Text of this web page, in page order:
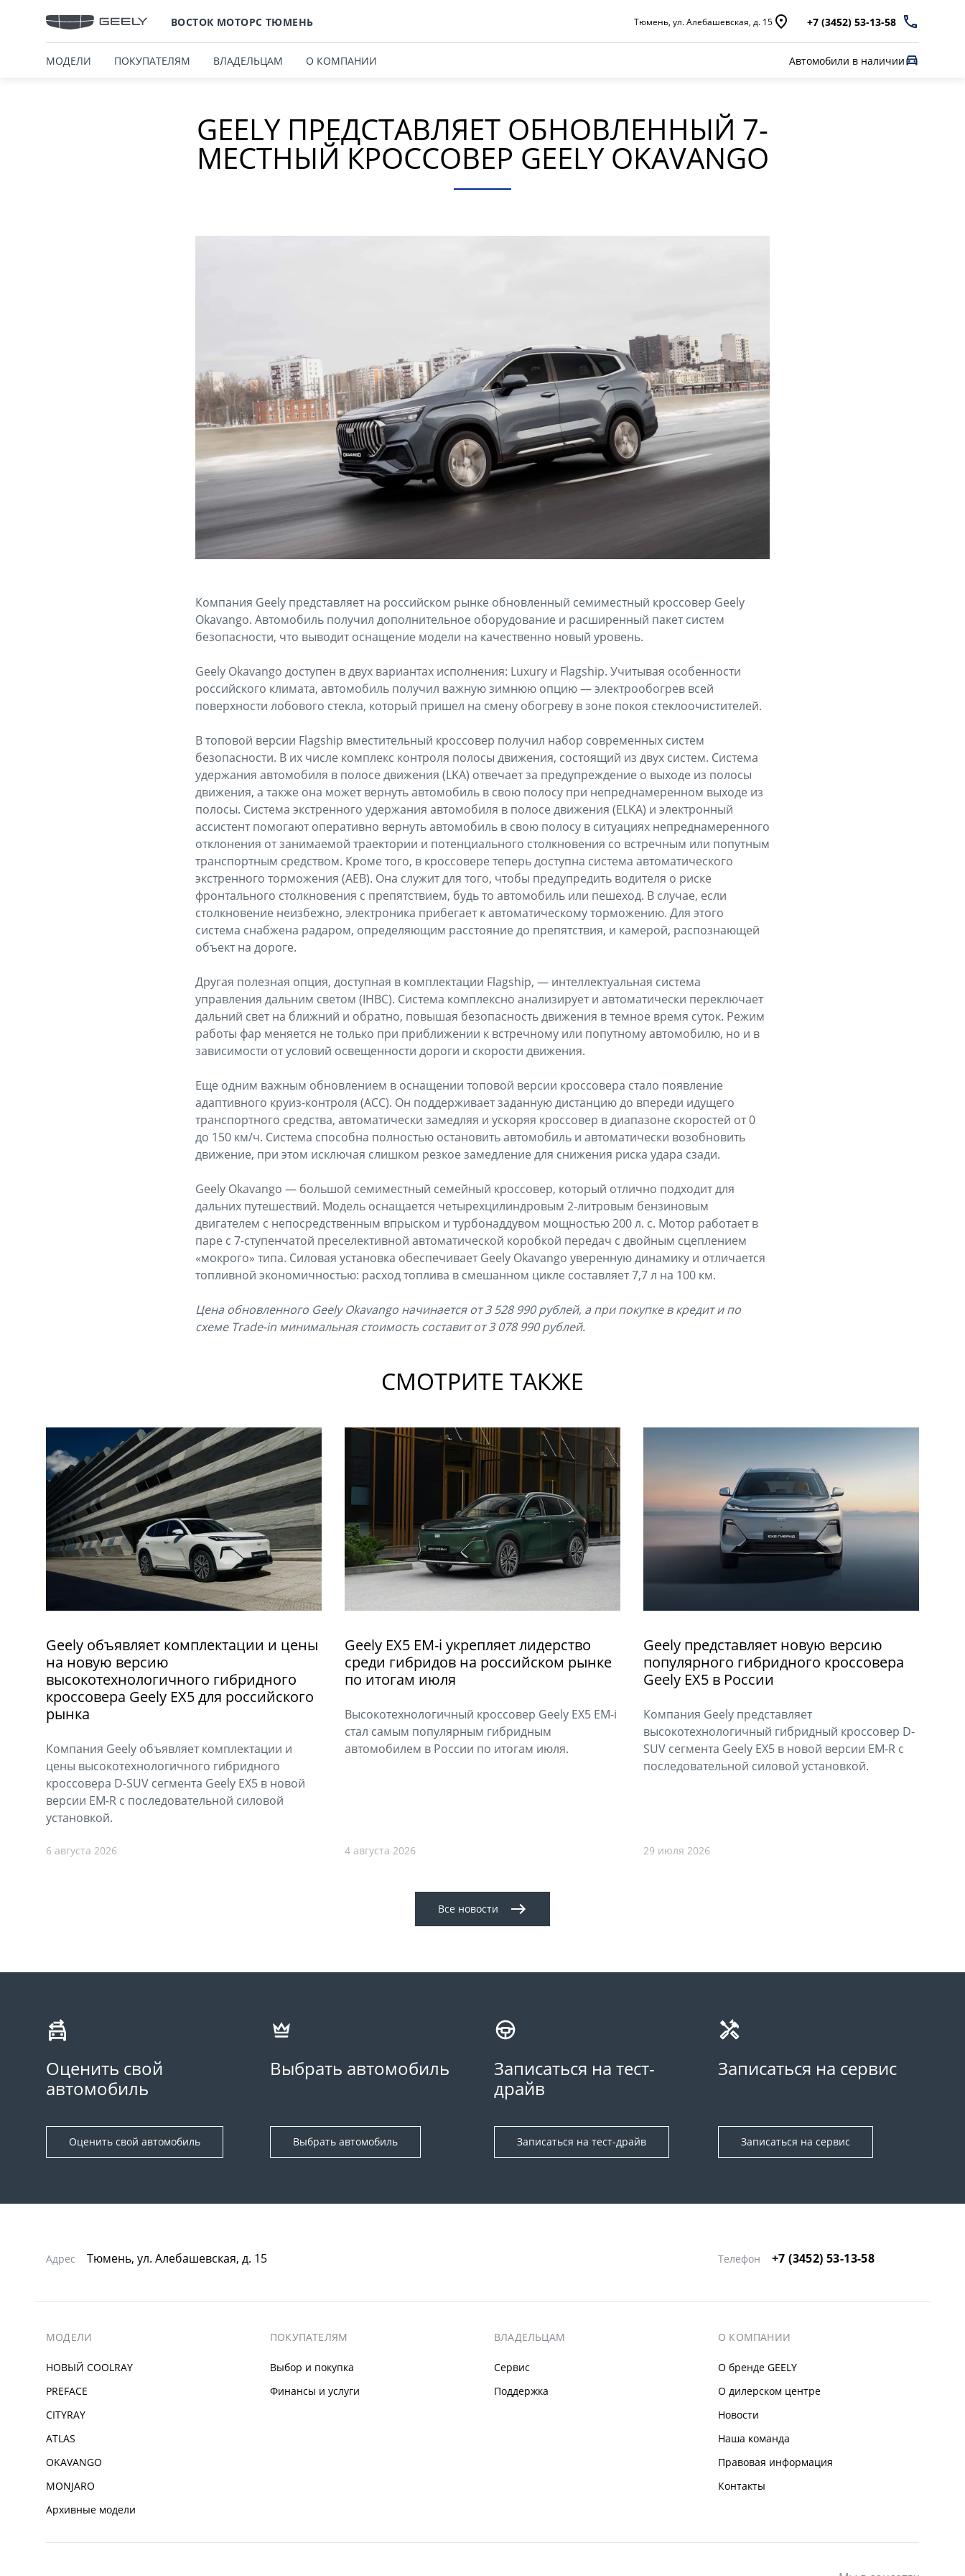
ВОСТОК МОТОРС ТЮМЕНЬ Тюмень, ул. Алебашевская, д. 15 +7 (3452) 53-13-58
МОДЕЛИ ПОКУПАТЕЛЯМ ВЛАДЕЛЬЦАМ О КОМПАНИИ Автомобили в наличии
GEELY ПРЕДСТАВЛЯЕТ ОБНОВЛЕННЫЙ 7-
МЕСТНЫЙ КРОССОВЕР GEELY OKAVANGO
Компания Geely представляет на российском рынке обновленный семиместный кроссовер Geely
Okavango. Автомобиль получил дополнительное оборудование и расширенный пакет систем
безопасности, что выводит оснащение модели на качественно новый уровень.
Geely Okavango доступен в двух вариантах исполнения: Luxury и Flagship. Учитывая особенности
российского климата, автомобиль получил важную зимнюю опцию — электрообогрев всей
поверхности лобового стекла, который пришел на смену обогреву в зоне покоя стеклоочистителей.
В топовой версии Flagship вместительный кроссовер получил набор современных систем
безопасности. В их числе комплекс контроля полосы движения, состоящий из двух систем. Система
удержания автомобиля в полосе движения (LKA) отвечает за предупреждение о выходе из полосы
движения, а также она может вернуть автомобиль в свою полосу при непреднамеренном выходе из
полосы. Система экстренного удержания автомобиля в полосе движения (ELKA) и электронный
ассистент помогают оперативно вернуть автомобиль в свою полосу в ситуациях непреднамеренного
отклонения от занимаемой траектории и потенциального столкновения со встречным или попутным
транспортным средством. Кроме того, в кроссовере теперь доступна система автоматического
экстренного торможения (AEB). Она служит для того, чтобы предупредить водителя о риске
фронтального столкновения с препятствием, будь то автомобиль или пешеход. В случае, если
столкновение неизбежно, электроника прибегает к автоматическому торможению. Для этого
система снабжена радаром, определяющим расстояние до препятствия, и камерой, распознающей
объект на дороге.
Другая полезная опция, доступная в комплектации Flagship, — интеллектуальная система
управления дальним светом (IHBC). Система комплексно анализирует и автоматически переключает
дальний свет на ближний и обратно, повышая безопасность движения в темное время суток. Режим
работы фар меняется не только при приближении к встречному или попутному автомобилю, но и в
зависимости от условий освещенности дороги и скорости движения.
Еще одним важным обновлением в оснащении топовой версии кроссовера стало появление
адаптивного круиз-контроля (ACC). Он поддерживает заданную дистанцию до впереди идущего
транспортного средства, автоматически замедляя и ускоряя кроссовер в диапазоне скоростей от 0
до 150 км/ч. Система способна полностью остановить автомобиль и автоматически возобновить
движение, при этом исключая слишком резкое замедление для снижения риска удара сзади.
Geely Okavango — большой семиместный семейный кроссовер, который отлично подходит для
дальних путешествий. Модель оснащается четырехцилиндровым 2-литровым бензиновым
двигателем с непосредственным впрыском и турбонаддувом мощностью 200 л. с. Мотор работает в
паре с 7-ступенчатой преселективной автоматической коробкой передач с двойным сцеплением
«мокрого» типа. Силовая установка обеспечивает Geely Okavango уверенную динамику и отличается
топливной экономичностью: расход топлива в смешанном цикле составляет 7,7 л на 100 км.
Цена обновленного Geely Okavango начинается от 3 528 990 рублей, а при покупке в кредит и по
схеме Trade-in минимальная стоимость составит от 3 078 990 рублей.
СМОТРИТЕ ТАКЖЕ
Geely объявляет комплектации и цены
на новую версию
высокотехнологичного гибридного
кроссовера Geely EX5 для российского
рынка
Компания Geely объявляет комплектации и
цены высокотехнологичного гибридного
кроссовера D-SUV сегмента Geely EX5 в новой
версии EM-R с последовательной силовой
установкой.
6 августа 2026
Geely EX5 EM-i укрепляет лидерство
среди гибридов на российском рынке
по итогам июля
Высокотехнологичный кроссовер Geely EX5 EM-i
стал самым популярным гибридным
автомобилем в России по итогам июля.
4 августа 2026
Geely представляет новую версию
популярного гибридного кроссовера
Geely EX5 в России
Компания Geely представляет
высокотехнологичный гибридный кроссовер D-
SUV сегмента Geely EX5 в новой версии EM-R с
последовательной силовой установкой.
29 июля 2026
Все новости
Оценить свой
автомобиль
Оценить свой автомобиль
Выбрать автомобиль
Выбрать автомобиль
Записаться на тест-
драйв
Записаться на тест-драйв
Записаться на сервис
Записаться на сервис
Адрес Тюмень, ул. Алебашевская, д. 15 Телефон +7 (3452) 53-13-58
МОДЕЛИ
НОВЫЙ COOLRAY
PREFACE
CITYRAY
ATLAS
OKAVANGO
MONJARO
Архивные модели
ПОКУПАТЕЛЯМ
Выбор и покупка
Финансы и услуги
ВЛАДЕЛЬЦАМ
Сервис
Поддержка
О КОМПАНИИ
О бренде GEELY
О дилерском центре
Новости
Наша команда
Правовая информация
Контакты